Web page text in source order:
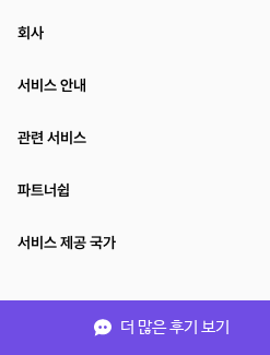
더 많은 후기 보기
회사
서비스 안내
관련 서비스
파트너쉽
서비스 제공 국가
(주)NSPACE 사업자정보